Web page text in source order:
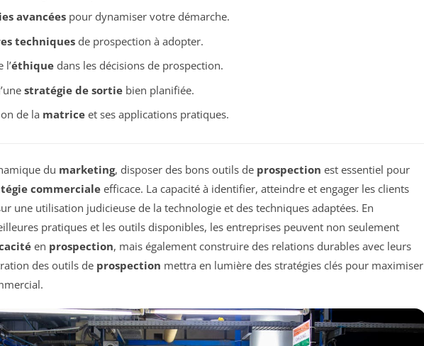
avancéespour dynamiser votre démarche.
techniquesde prospection à adopter.
l’éthiquedans les décisions de prospection.
stratégie de sortiebien planifiée.
de la matriceet ses applications pratiques.
du marketing, disposer des bons outils de prospection est essentiel pour
commercialeefficace. La capacité à identifier, atteindre et engager les clients
une utilisation judicieuse de la technologie et des techniques adaptées. En
pratiques et les outils disponibles, les entreprises peuvent non seulement
en prospection, mais également construire des relations durables avec leurs
des outils de prospection mettra en lumière des stratégies clés pour maximiser